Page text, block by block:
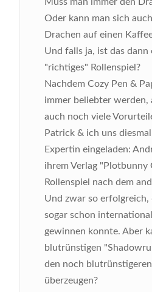
Oder kann man sich
Drachen auf einen
Und falls ja, ist das dann
"richtiges" Rollenspiel?
Nachdem Cozy Pen &
immer beliebter werden,
auch noch viele
Patrick & ich uns diesmal
Expertin eingeladen:
ihrem Verlag "Plotbunny
Rollenspiel nach dem
Und zwar so erfolgreich,
sogar schon
gewinnen konnte. Aber
blutrünstigen
den noch
überzeugen?